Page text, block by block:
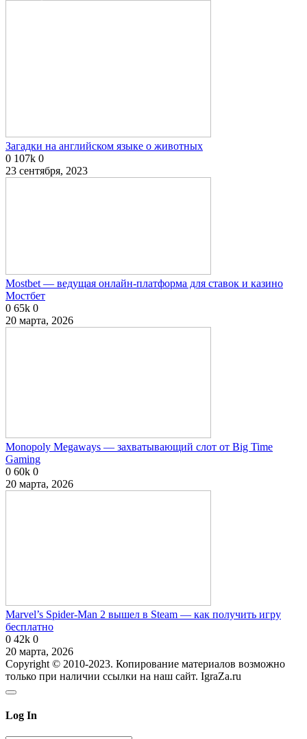
Загадки на английском языке о животных
0 107k 0
23 сентября, 2023
Mostbet — ведущая онлайн-платформа для ставок и казино
Мостбет
0 65k 0
20 марта, 2026
Monopoly Megaways — захватывающий слот от Big Time
Gaming
0 60k 0
20 марта, 2026
Marvel’s Spider-Man 2 вышел в Steam — как получить игру
бесплатно
0 42k 0
20 марта, 2026
Copyright © 2010-2023. Копирование материалов возможно
только при наличии ссылки на наш сайт. IgraZa.ru
Log In